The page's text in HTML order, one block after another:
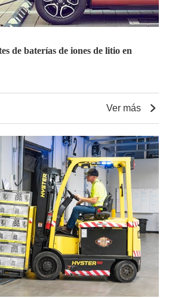
de baterías de iones de litio en
Ver más 